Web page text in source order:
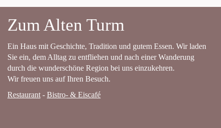
Zum Alten Turm
Ein Haus mit Geschichte, Tradition und gutem Essen. Wir laden
Sie ein, dem Alltag zu entfliehen und nach einer Wanderung
durch die wunderschöne Region bei uns einzukehren.
Wir freuen uns auf Ihren Besuch.
Restaurant - Bistro- & Eiscafé